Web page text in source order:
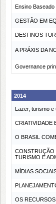
Ensino
GESTÃO EM
DESTINOS
A PRÁXIS DA
Governance
2014
Lazer, turismo e
CRIATIVIDADE
O BRASIL
CONSTRUÇÃO
TURISMO E
MÍDIAS
OS